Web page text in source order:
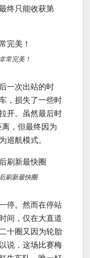
终只能收获第
常完美！
一次出站的时
，损失了一些时
开。虽然最后时
，但最终因为
巡航模式。
刷新最快圈
停。然而在停站
间，仅在大直道
十圈又因为轮胎
说，这场比赛梅